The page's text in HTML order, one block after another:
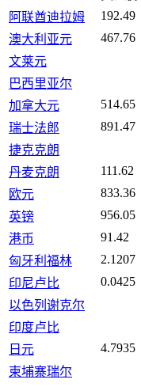
阿联酋迪拉姆
192.49
澳大利亚元
467.76
文莱元
巴西里亚尔
加拿大元
514.65
瑞士法郎
891.47
捷克克朗
丹麦克朗
111.62
欧元
833.36
英镑
956.05
港币
91.42
匈牙利福林
2.1207
印尼卢比
0.0425
以色列谢克尔
印度卢比
日元
4.7935
柬埔寨瑞尔